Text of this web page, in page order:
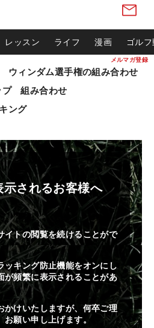
メルマガ登録
レッスン ライフ 漫画 ゴル
ウィンダム選手権の組み合わせ
プ 組み合わせ
ング
示されるお客様へ
イトの閲覧を続けることがで
ッキング防止機能をオンにし
が頻繁に表示されることがあ
かけいたしますが、何卒ご理
お願い申し上げます。